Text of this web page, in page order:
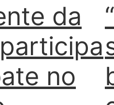
da
no